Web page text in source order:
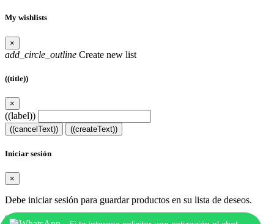
My wishlists
×
add_circle_outline Create new list
((title))
×
((label))
((cancelText)) ((createText))
Iniciar sesión
×
Debe iniciar sesión para guardar productos en su lista de deseos.
((cancelText)) ((loginText))